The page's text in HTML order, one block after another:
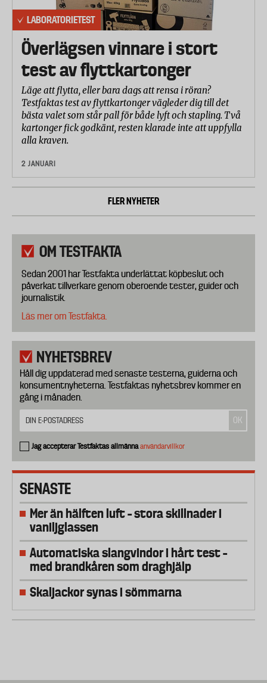
LABORATORIETEST
Överlägsen vinnare i stort
test av flyttkartonger
Läge att flytta, eller bara dags att rensa i röran?
Testfaktas test av flyttkartonger vägleder dig till det
bästa valet som står pall för både lyft och stapling. Två
kartonger fick godkänt, resten klarade inte att uppfylla
alla kraven.
2 JANUARI
FLER NYHETER
OM TESTFAKTA
Sedan 2001 har Testfakta underlättat köpbeslut och
påverkat tillverkare genom oberoende tester, guider och
journalistik.
Läs mer om Testfakta.
NYHETSBREV
Håll dig uppdaterad med senaste testerna, guiderna och
konsumentnyheterna. Testfaktas nyhetsbrev kommer en
gång i månaden.
Jag accepterar Testfaktas allmännaanvändarvillkor
SENASTE
Mer än hälften luft – stora skillnader i
vaniljglassen
Automatiska slangvindor i hårt test –
med brandkåren som draghjälp
Skaljackor synas i sömmarna